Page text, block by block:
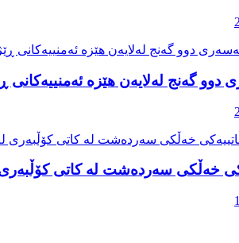
گەنج لەلایەن هێزە ئەمنییەکانی
خەڵکی سەردەشت لە کاتی کۆڵبەری